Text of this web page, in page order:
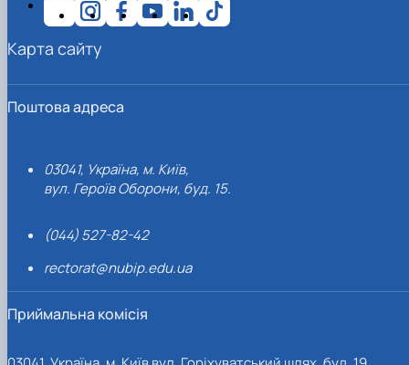
Поштова адреса
03041, Україна, м. Київ,
вул. Героїв Оборони, буд. 15.
(044) 527-82-42
rectorat@nubip.edu.ua
Приймальна комісія
Карта сайту